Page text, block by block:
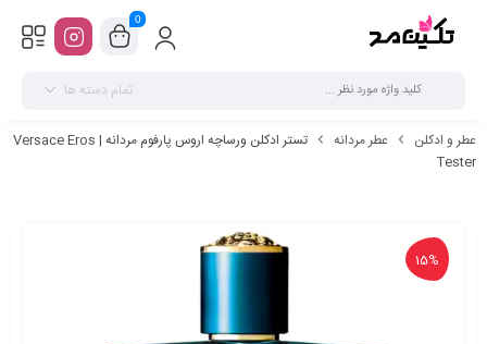
0
تمام دسته ها
عطر و ادکلن عطر مردانه
تستر ادکلن ورساچه اروس پارفوم مردانه | Versace Eros
Tester
15%